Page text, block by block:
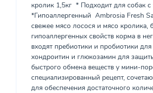
кролик 1,5кг * Подходит для собак
*Гипоаллергенный Аmbrosia Fresh
свежее мясо лосося и мясо кролика,
гипоаллергенных свойств корма в
входят пребиотики и пробиотики
хондроитин и глюкозамин для
быстрого обмена веществ у мини-
специализированный рецепт,
для обеспечения достаточного